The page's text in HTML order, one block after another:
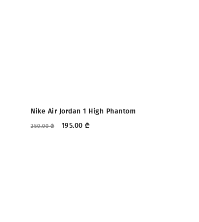
ᲤᲐᲡᲓᲐᲙᲚᲔᲑᲐ
Nike Air Jordan 1 High Phantom
250.00₾ 195.00 ₾